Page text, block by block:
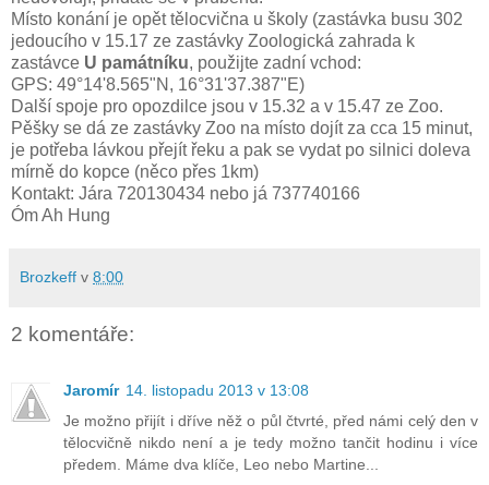
Místo konání je opět tělocvična u školy (zastávka busu 302
jedoucího v 15.17 ze zastávky Zoologická zahrada k
zastávce U památníku, použijte zadní vchod:
GPS: 49°14'8.565"N, 16°31'37.387"E)
Další spoje pro opozdilce jsou v 15.32 a v 15.47 ze Zoo.
Pěšky se dá ze zastávky Zoo na místo dojít za cca 15 minut,
je potřeba lávkou přejít řeku a pak se vydat po silnici doleva
mírně do kopce (něco přes 1km)
Kontakt: Jára 720130434 nebo já 737740166
Óm Ah Hung
Brozkeff v 8:00
2 komentáře:
Jaromír 14. listopadu 2013 v 13:08
Je možno přijít i dříve něž o půl čtvrté, před námi celý den v
tělocvičně nikdo není a je tedy možno tančit hodinu i více
předem. Máme dva klíče, Leo nebo Martine...